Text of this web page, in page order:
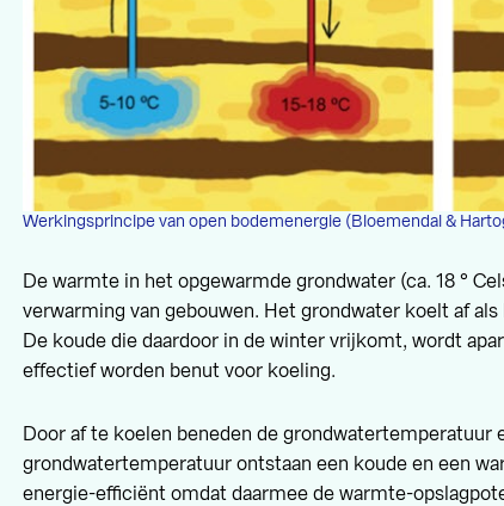
Werkingsprincipe van open bodemenergie (Bloemendal &
De warmte in het opgewarmde grondwater (ca. 18 °
verwarming van gebouwen. Het grondwater koelt af
De koude die daardoor in de winter vrijkomt, wordt
effectief worden benut voor koeling.
Door af te koelen beneden de grondwatertemperatuur
grondwatertemperatuur ontstaan een koude en een
energie-efficiënt omdat daarmee de warmte-